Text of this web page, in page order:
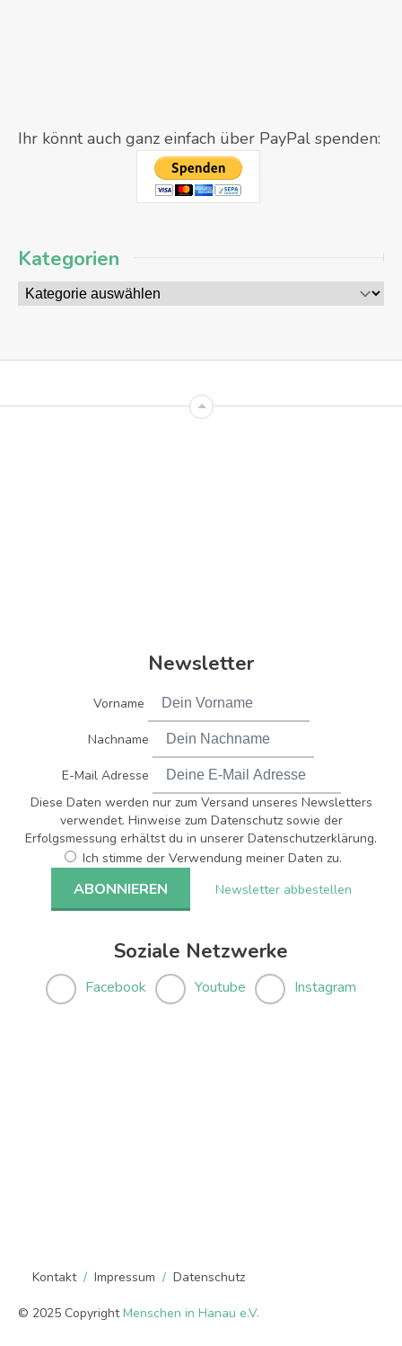
Ihr könnt auch ganz einfach über PayPal spenden:
Kategorien
Newsletter
Vorname
Nachname
E-Mail Adresse
Diese Daten werden nur zum Versand unseres Newsletters
verwendet. Hinweise zum Datenschutz sowie der
Erfolgsmessung erhältst du in unserer Datenschutzerklärung.
Ich stimme der Verwendung meiner Daten zu.
Newsletter abbestellen
Soziale Netzwerke
Facebook Youtube Instagram
Kontakt Impressum Datenschutz
© 2025 CopyrightMenschen in Hanau e.V.